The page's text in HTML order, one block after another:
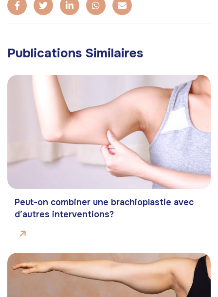
Publications Similaires
Peut-on combiner une brachioplastie avec
d’autres interventions?